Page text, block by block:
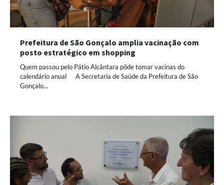
Prefeitura de São Gonçalo amplia vacinação com
posto estratégico em shopping
Quem passou pelo Pátio Alcântara pôde tomar vacinas do
calendário anual A Secretaria de Saúde da Prefeitura de São
Gonçalo…